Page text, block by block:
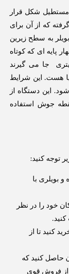
شکل قرار
که از آن برای
به سطح زیرین
پایه‌ ای که کوتاه
و در چهارگوشه بویلر آب جوش 40 لیتری جا می گیرند‌
هست. این شرایط
این دستگاه از
جوش استفاده
بویلری با
خود را در نظر
کنید.
کنید تا از
حاصل کنید که
از فروش قوی